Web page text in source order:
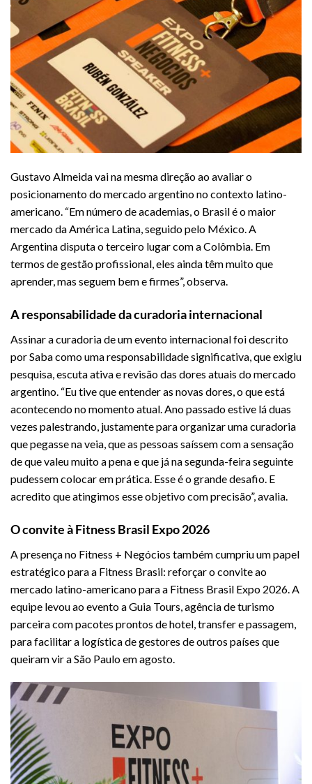
Gustavo Almeida vai na mesma direção ao avaliar o
posicionamento do mercado argentino no contexto latino-
americano. “Em número de academias, o Brasil é o maior
mercado da América Latina, seguido pelo México. A
Argentina disputa o terceiro lugar com a Colômbia. Em
termos de gestão profissional, eles ainda têm muito que
aprender, mas seguem bem e firmes”, observa.
A responsabilidade da curadoria internacional
Assinar a curadoria de um evento internacional foi descrito
por Saba como uma responsabilidade significativa, que exigiu
pesquisa, escuta ativa e revisão das dores atuais do mercado
argentino. “Eu tive que entender as novas dores, o que está
acontecendo no momento atual. Ano passado estive lá duas
vezes palestrando, justamente para organizar uma curadoria
que pegasse na veia, que as pessoas saíssem com a sensação
de que valeu muito a pena e que já na segunda-feira seguinte
pudessem colocar em prática. Esse é o grande desafio. E
acredito que atingimos esse objetivo com precisão”, avalia.
O convite à Fitness Brasil Expo 2026
A presença no Fitness + Negócios também cumpriu um papel
estratégico para a Fitness Brasil: reforçar o convite ao
mercado latino-americano para a Fitness Brasil Expo 2026. A
equipe levou ao evento a Guia Tours, agência de turismo
parceira com pacotes prontos de hotel, transfer e passagem,
para facilitar a logística de gestores de outros países que
queiram vir a São Paulo em agosto.